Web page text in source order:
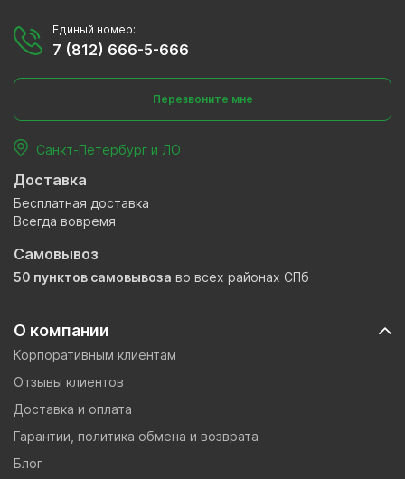
О компании
Корпоративным клиентам
Отзывы клиентов
Доставка и оплата
Гарантии, политика обмена и возврата
Блог
Единый номер:
7 (812) 666-5-666
Перезвоните мне
Санкт-Петербург и ЛО
Доставка
Бесплатная доставка
Всегда вовремя
Самовывоз
50 пунктов самовывоза во всех районах СПб